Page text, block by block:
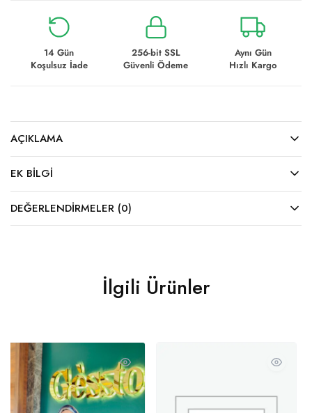
14 Gün
Koşulsuz İade
256-bit SSL
Güvenli Ödeme
Aynı Gün
Hızlı Kargo
AÇIKLAMA
EK BILGI
DEĞERLENDIRMELER (0)
İlgili Ürünler